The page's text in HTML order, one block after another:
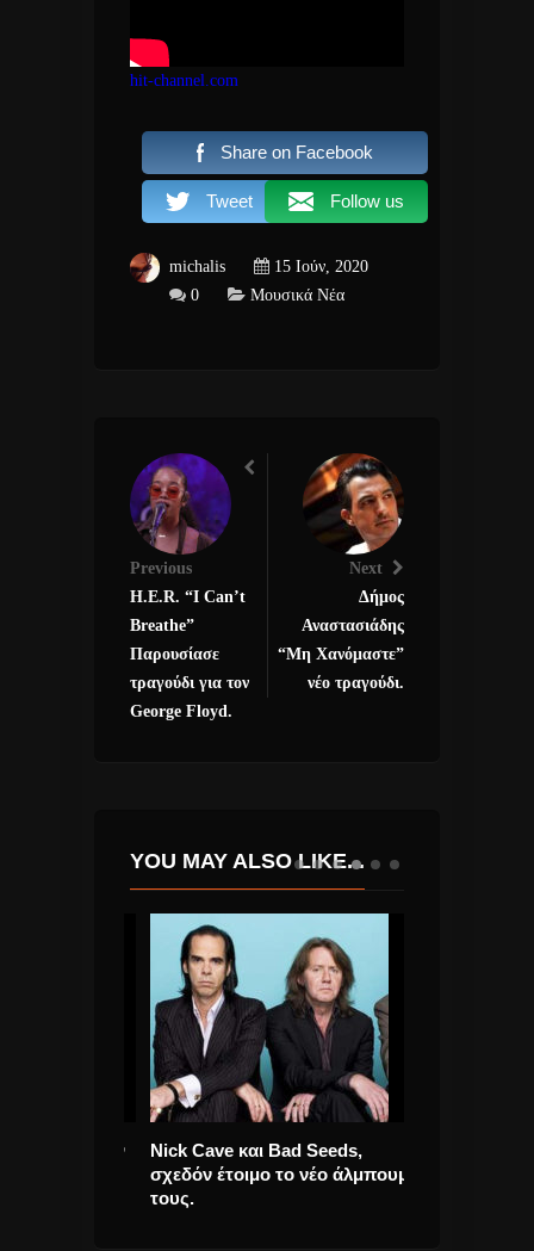
hit-channel.com
Share on Facebook
Tweet Follow us
michalis
15 Ιούν, 2020
0
Μουσικά Νέα
Previous
H.E.R. “I Can’t
Breathe”
Παρουσίασε
τραγούδι για τον
George Floyd.
Next
Δήμος
Αναστασιάδης
“Μη Χανόμαστε”
νέο τραγούδι.
YOU MAY ALSO LIKE...
Nick Cave και Bad Seeds,
σχεδόν έτοιμο το νέο άλμπουμ
τους.